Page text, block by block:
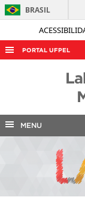
BRASIL
PORTAL UFPEL
INTERNACIONAL
MENU